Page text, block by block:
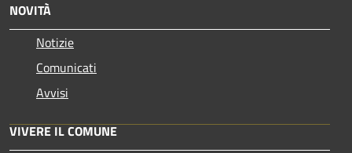
NOVITÀ
Notizie
Comunicati
Avvisi
VIVERE IL COMUNE